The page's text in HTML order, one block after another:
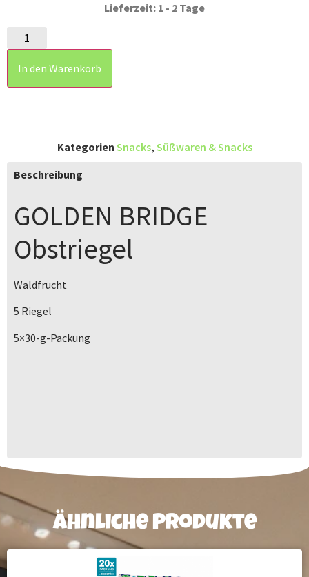
Lieferzeit: 1 - 2 Tage
In den Warenkorb
Kategorien Snacks, Süßwaren & Snacks
Beschreibung
GOLDEN BRIDGE
Obstriegel
Waldfrucht
5 Riegel
5×30-g-Packung
Ähnliche Produkte